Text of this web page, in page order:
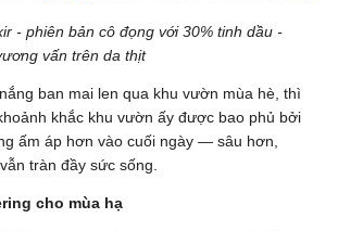
- phiên bản cô đọng với 30% tinh dầu -
vấn trên da thịt
ban mai len qua khu vườn mùa hè, thì
khắc khu vườn ấy được bao phủ bởi
ấm áp hơn vào cuối ngày — sâu hơn,
tràn đầy sức sống.
cho mùa hạ